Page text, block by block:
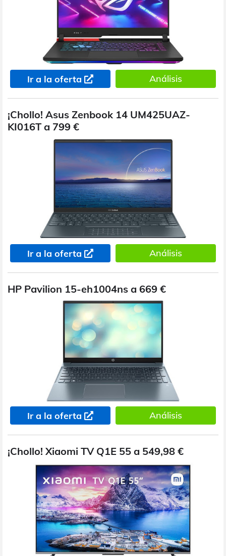
Ir a la oferta Análisis
¡Chollo! Asus Zenbook 14 UM425UAZ-
KI016T a 799 €
Ir a la oferta Análisis
HP Pavilion 15-eh1004ns a 669 €
Ir a la oferta Análisis
¡Chollo! Xiaomi TV Q1E 55 a 549,98 €